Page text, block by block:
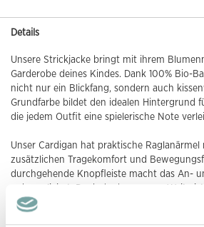
Details
Unsere Strickjacke bringt mit ihrem
Garderobe deines Kindes. Dank 100% Bio-
nicht nur ein Blickfang, sondern auch
Grundfarbe bildet den idealen Hintergrund
die jedem Outfit eine spielerische Note
Unser Cardigan hat praktische
zusätzlichen Tragekomfort und
durchgehende Knopfleiste macht das An-
unkompliziert. Dank der bequemen Weite
super geeignet für den aktiven Alltag eines
Baumwollstrick hält an kühleren Tagen